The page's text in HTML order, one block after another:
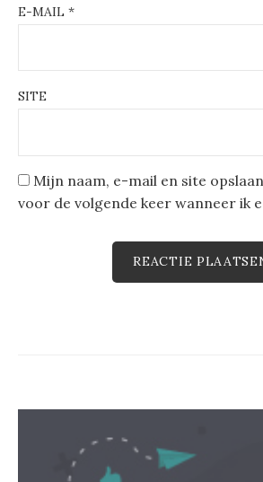
E-MAIL *
SITE
Mijn naam, e-mail en site
voor de volgende keer wanneer ik